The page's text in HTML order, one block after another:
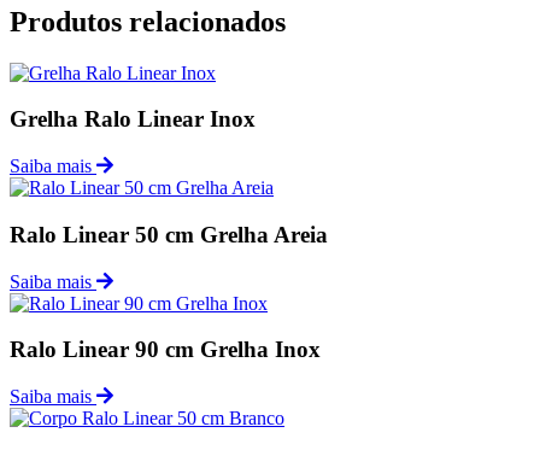
Produtos relacionados
Grelha Ralo Linear Inox
Saiba mais
Ralo Linear 50 cm Grelha Areia
Saiba mais
Ralo Linear 90 cm Grelha Inox
Saiba mais